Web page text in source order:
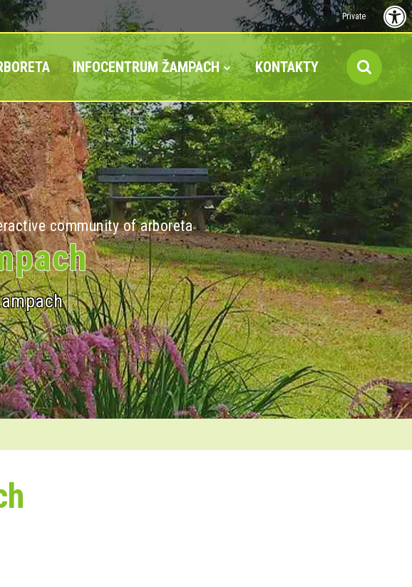
Private
INFOCENTRUM ŽAMPACH KONTAKTY
community of arboreta